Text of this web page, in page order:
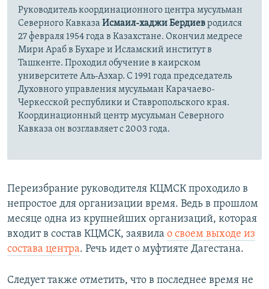
Руководитель координационного центра мусульман
Северного Кавказа Исмаил-хаджи Бердиевродился
27 февраля 1954 года в Казахстане. Окончил медресе
Мири Араб в Бухаре и Исламский институт в
Ташкенте. Проходил обучение в каирском
университете Аль-Азхар. С 1991 года председатель
Духовного управления мусульман Карачаево-
Черкесской республики и Ставропольского края.
Координационный центр мусульман Северного
Кавказа он возглавляет с 2003 года.
Переизбрание руководителя КЦМСК проходило в
непростое для организации время. Ведь в прошлом
месяце одна из крупнейших организаций, которая
входит в состав КЦМСК, заявила о своем выходе из
состава центра. Речь идет о муфтияте Дагестана.
Следует также отметить, что в последнее время не